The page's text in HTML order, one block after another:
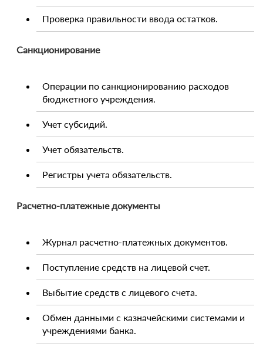
Проверка правильности ввода остатков.
Санкционирование
Операции по санкционированию расходов
бюджетного учреждения.
Учет субсидий.
Учет обязательств.
Регистры учета обязательств.
Расчетно-платежные документы
Журнал расчетно-платежных документов.
Поступление средств на лицевой счет.
Выбытие средств с лицевого счета.
Обмен данными с казначейскими системами и
учреждениями банка.